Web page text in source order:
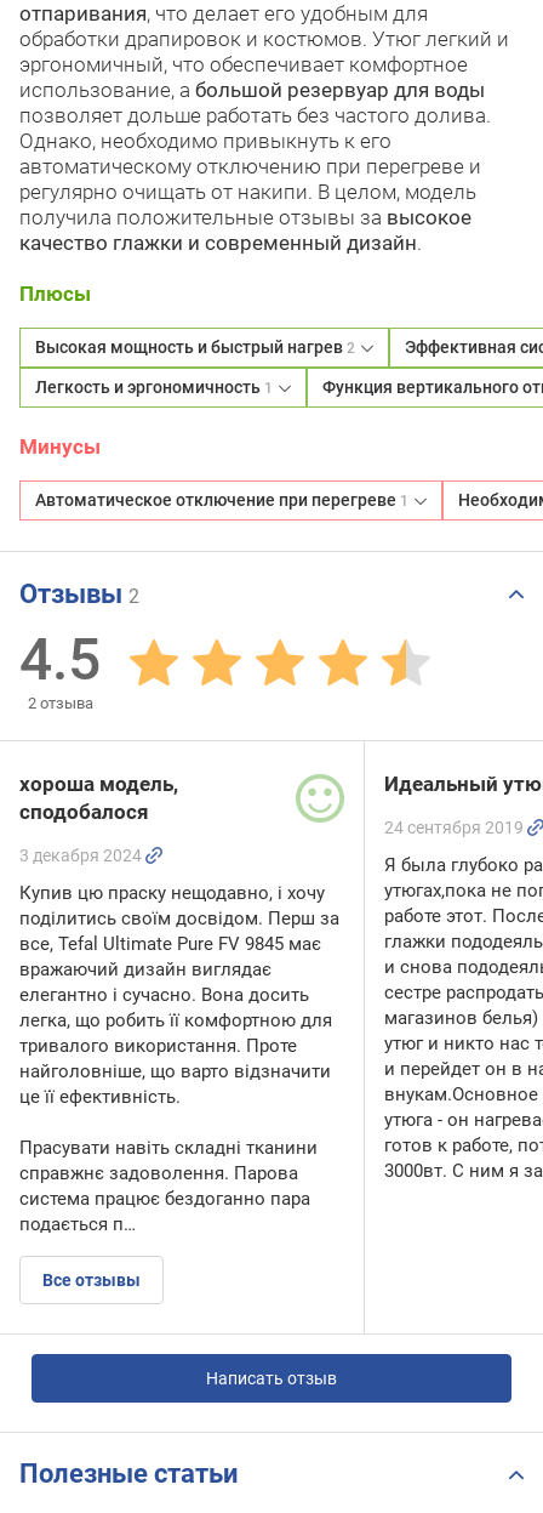
отпаривания, что делает его удобным для
обработки драпировок и костюмов. Утюг легкий и
эргономичный, что обеспечивает комфортное
использование, а большой резервуар для воды
позволяет дольше работать без частого долива.
Однако, необходимо привыкнуть к его
автоматическому отключению при перегреве и
регулярно очищать от накипи. В целом, модель
получила положительные отзывы за высокое
качество глажки и современный дизайн.
Плюсы
Высокая мощность и быстрый нагрев 2 Эффективная
Легкость и эргономичность 1 Функция вертикального
Минусы
Автоматическое отключение при перегреве 1
Отзывы 2
4.5
2 отзыва
хороша модель,
сподобалося
3 декабря 2024
Купив цю праску нещодавно, і хочу
поділитись своїм досвідом. Перш за
все, Tefal Ultimate Pure FV 9845 має
вражаючий дизайн виглядає
елегантно і сучасно. Вона досить
легка, що робить її комфортною для
тривалого використання. Проте
найголовніше, що варто відзначити
це її ефективність.
Прасувати навіть складні тканини
справжнє задоволення. Парова
система працює бездоганно пара
подається п…
Все отзывы
Идеальный
24 сентября 2019
Я была глубоко
утюгах,пока не
работе этот.
глажки
и снова
сестре
магазинов
утюг и никто нас
и перейдет он в
утюга - он
готов к работе,
3000вт. С ним я
Написать отзыв
Полезные статьи